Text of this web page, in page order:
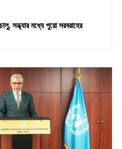
সন্ধ্যার মধ্যে পুরো সরবরাহের